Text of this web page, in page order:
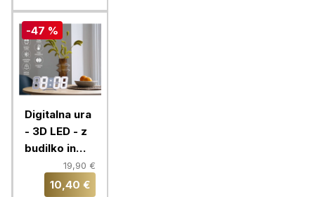
-47 %
Digitalna ura
- 3D LED - z
budilko in
prikazom
temperature
19,90 €
10,40 €